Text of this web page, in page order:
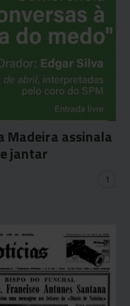
Madeira assinala
jantar
1